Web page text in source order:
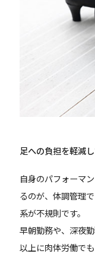
足への負担を軽減
自身のパフォーマ
るのが、体調管理
系が不規則です。
早朝勤務や、深夜
以上に肉体労働で